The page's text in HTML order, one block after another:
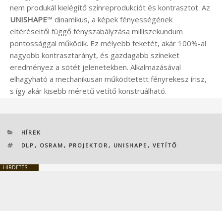
nem produkál kielégítő színreprodukciót és kontrasztot. Az
UNISHAPE™ dinamikus, a képek fényességének
eltéréseitől függő fényszabályzása milliszekundum
pontossággal működik. Ez mélyebb feketét, akár 100%-al
nagyobb kontrasztarányt, és gazdagabb színeket
eredményez a sötét jelenetekben. Alkalmazásával
elhagyható a mechanikusan működtetett fényrekesz írisz,
s így akár kisebb méretű vetítő konstruálható.
KATEGÓRIÁK
HÍREK
CÍMKÉK
DLP , OSRAM , PROJEKTOR , UNISHAPE , VETÍTŐ
HIRDETÉS